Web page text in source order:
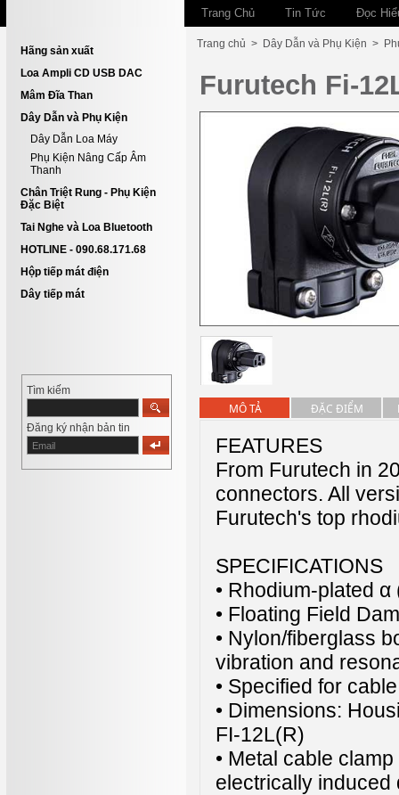
Trang Chủ Tin Tức Đọc
Hãng sản xuất
Loa Ampli CD USB DAC
Mâm Đĩa Than
Dây Dẫn và Phụ Kiện
Dây Dẫn Loa Máy
Phụ Kiện Nâng Cấp Âm
Thanh
Chân Triệt Rung - Phụ Kiện
Đặc Biệt
Tai Nghe và Loa Bluetooth
HOTLINE - 090.68.171.68
Hộp tiếp mát điện
Dây tiếp mát
Tìm kiếm
Đăng ký nhận bản tin
Trang chủ > Dây Dẫn và Phụ Kiện >
Furutech Fi-
MÔ TẢ ĐẶC ĐIỂM
FEATURES
From Furutech in
connectors. All
Furutech's top
SPECIFICATIONS
• Rhodium-plated
• Floating Field
• Nylon/fiberglass
vibration and
• Specified for
• Dimensions:
FI-12L(R)
• Metal cable
electrically induced